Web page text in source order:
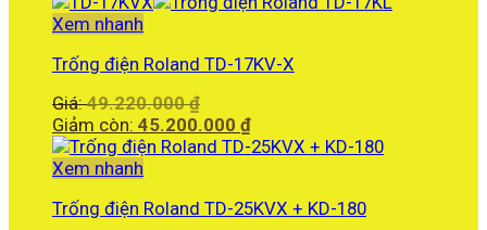
Xem nhanh
Trống điện Roland TD-17KV-X
Giá:49.220.000₫
gốc
là:
Giảm còn: 45.200.000 ₫Giá
hiện
45.200.000 ₫.
Xem nhanh
Trống điện Roland TD-25KVX + KD-180